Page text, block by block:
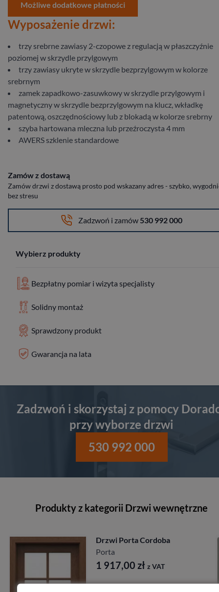
Możliwe dodatkowe płatności
Wyposażenie drzwi:
trzy srebrne zawiasy 2-czopowe z regulacją w płaszczyźnie
poziomej w skrzydle przylgowym
trzy zawiasy ukryte w skrzydle bezprzylgowym w kolorze
srebrnym
zamek zapadkowo-zasuwkowy w skrzydle przylgowym i
magnetyczny w skrzydle bezprzylgowym na klucz, wkładkę
patentową, oszczędnościowy lub z blokadą w kolorze srebrny
szyba hartowana mleczna lub przeźroczysta 4 mm
AWERS szklenie standardowe
Zamów z dostawą
Zamów drzwi z dostawą prosto pod wskazany adres - szybko,
bez stresu
Zadzwoń i zamów 530 992 000
Wybierz produkty
Bezpłatny pomiar i wizyta specjalisty
Solidny montaż
Sprawdzony produkt
Gwarancja na lata
Zadzwoń i skorzystaj z pomocy
przy wyborze drzwi
530 992 000
Produkty z kategorii Drzwi wewnętrzne
Drzwi Porta Cordoba
Porta
1 917,00 zł z VAT